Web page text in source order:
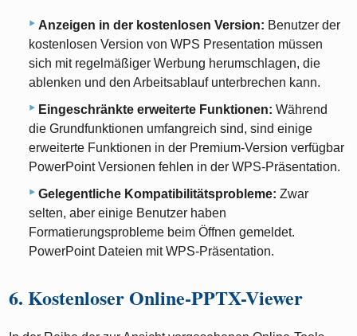
Anzeigen in der kostenlosen Version: Benutzer der
kostenlosen Version von WPS Presentation müssen
sich mit regelmäßiger Werbung herumschlagen, die
ablenken und den Arbeitsablauf unterbrechen kann.
Eingeschränkte erweiterte Funktionen: Während
die Grundfunktionen umfangreich sind, sind einige
erweiterte Funktionen in der Premium-Version verfügbar
PowerPoint Versionen fehlen in der WPS-Präsentation.
Gelegentliche Kompatibilitätsprobleme: Zwar
selten, aber einige Benutzer haben
Formatierungsprobleme beim Öffnen gemeldet.
PowerPoint Dateien mit WPS-Präsentation.
6. Kostenloser Online-PPTX-Viewer